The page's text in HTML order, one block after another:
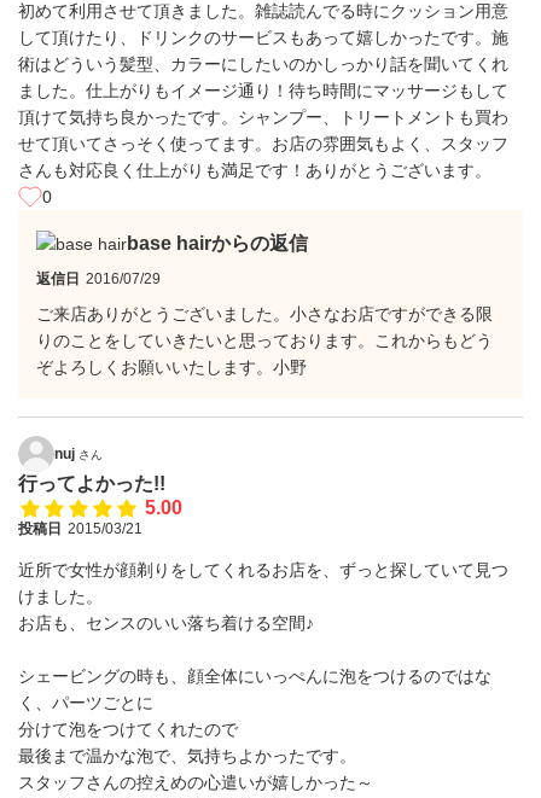
初めて利用させて頂きました。雑誌読んでる時にクッション用意
して頂けたり、ドリンクのサービスもあって嬉しかったです。施
術はどういう髪型、カラーにしたいのかしっかり話を聞いてくれ
ました。仕上がりもイメージ通り！待ち時間にマッサージもして
頂けて気持ち良かったです。シャンプー、トリートメントも買わ
せて頂いてさっそく使ってます。お店の雰囲気もよく、スタッフ
さんも対応良く仕上がりも満足です！ありがとうございます。
0
base hairからの返信
返信日 2016/07/29
ご来店ありがとうございました。小さなお店ですができる限
りのことをしていきたいと思っております。これからもどう
ぞよろしくお願いいたします。小野
nuj さん
行ってよかった!!
5.00
投稿日 2015/03/21
近所で女性が顔剃りをしてくれるお店を、ずっと探していて見つ
けました。
お店も、センスのいい落ち着ける空間♪
シェービングの時も、顔全体にいっぺんに泡をつけるのではな
く、パーツごとに
分けて泡をつけてくれたので
最後まで温かな泡で、気持ちよかったです。
スタッフさんの控えめの心遣いが嬉しかった～